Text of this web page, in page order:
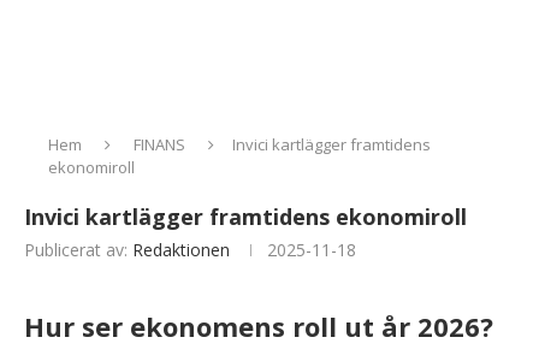
Hem FINANS
Invici kartlägger framtidens
ekonomiroll
Invici kartlägger framtidens ekonomiroll
Publicerat av: Redaktionen 2025-11-18
Hur ser ekonomens roll ut år 2026?